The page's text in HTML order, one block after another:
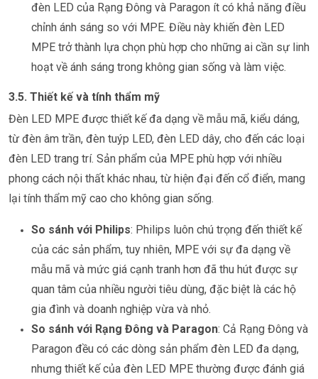
đèn LED của Rạng Đông và Paragon ít có khả năng điều
chỉnh ánh sáng so với MPE. Điều này khiến đèn LED
MPE trở thành lựa chọn phù hợp cho những ai cần sự linh
hoạt về ánh sáng trong không gian sống và làm việc.
3.5. Thiết kế và tính thẩm mỹ
Đèn LED MPE được thiết kế đa dạng về mẫu mã, kiểu dáng,
từ đèn âm trần, đèn tuýp LED, đèn LED dây, cho đến các loại
đèn LED trang trí. Sản phẩm của MPE phù hợp với nhiều
phong cách nội thất khác nhau, từ hiện đại đến cổ điển, mang
lại tính thẩm mỹ cao cho không gian sống.
So sánh với Philips: Philips luôn chú trọng đến thiết kế
của các sản phẩm, tuy nhiên, MPE với sự đa dạng về
mẫu mã và mức giá cạnh tranh hơn đã thu hút được sự
quan tâm của nhiều người tiêu dùng, đặc biệt là các hộ
gia đình và doanh nghiệp vừa và nhỏ.
So sánh với Rạng Đông và Paragon: Cả Rạng Đông và
Paragon đều có các dòng sản phẩm đèn LED đa dạng,
nhưng thiết kế của đèn LED MPE thường được đánh giá